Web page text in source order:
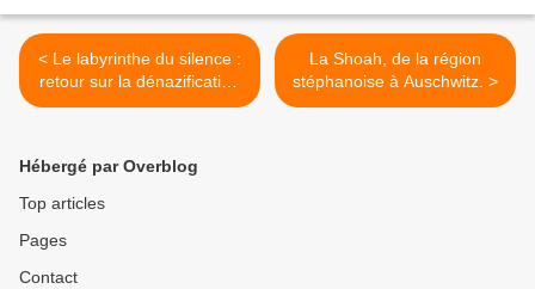
< Le labyrinthe du silence :
retour sur la dénazification
de l'Allemagne
La Shoah, de la région
stéphanoise à Auschwitz. >
Hébergé par Overblog
Top articles
Pages
Contact